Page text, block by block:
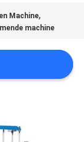
Machine,
machine